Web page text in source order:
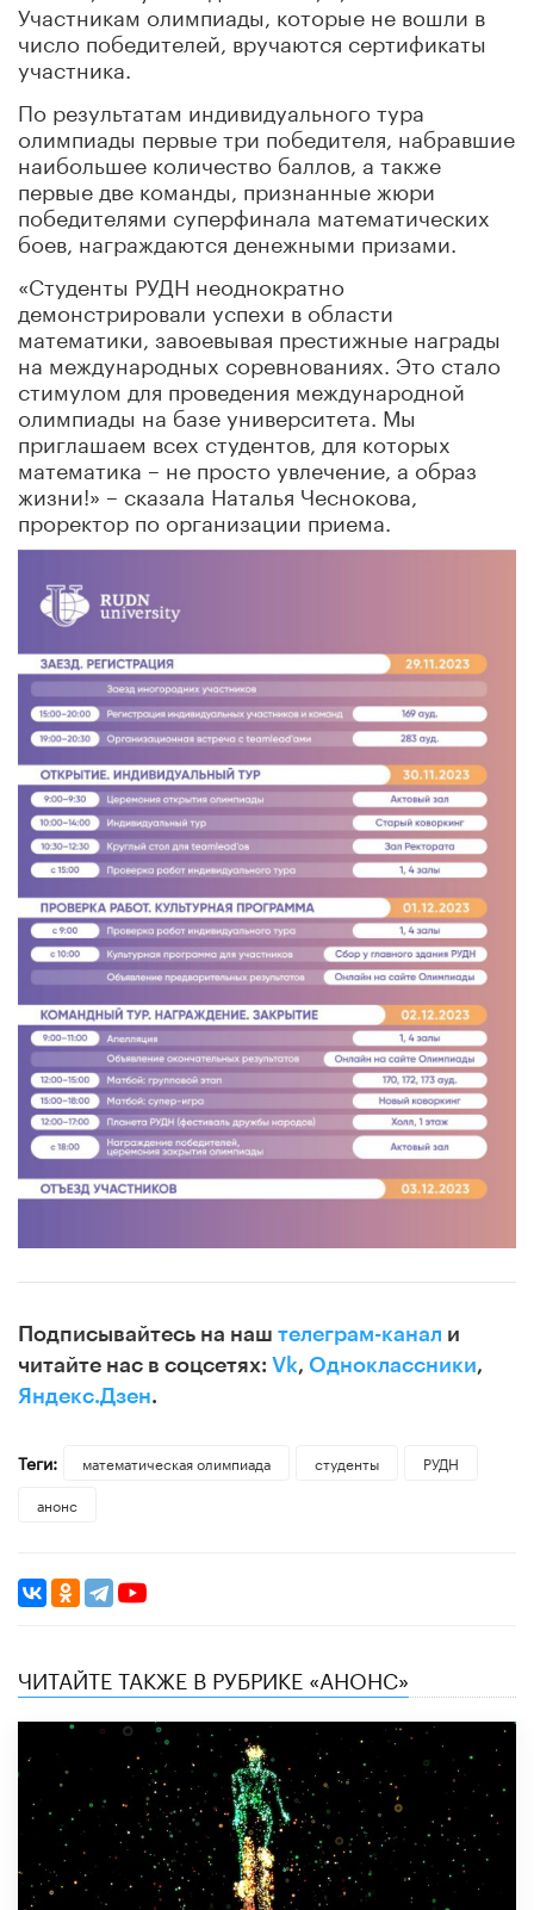
Участникам олимпиады, которые не вошли в
число победителей, вручаются сертификаты
участника.
По результатам индивидуального тура
олимпиады первые три победителя, набравшие
наибольшее количество баллов, а также
первые две команды, признанные жюри
победителями суперфинала математических
боев, награждаются денежными призами.
«Студенты РУДН неоднократно
демонстрировали успехи в области
математики, завоевывая престижные награды
на международных соревнованиях. Это стало
стимулом для проведения международной
олимпиады на базе университета. Мы
приглашаем всех студентов, для которых
математика – не просто увлечение, а образ
жизни!» – сказала Наталья Чеснокова,
проректор по организации приема.
Подписывайтесь на наш телеграм-канал и
читайте нас в соцсетях: Vk, Одноклассники,
Яндекс.Дзен.
Теги: математическая олимпиада студенты
РУДН
анонс
ЧИТАЙТЕ ТАКЖЕ В РУБРИКЕ «АНОНС»